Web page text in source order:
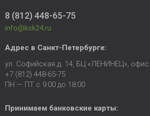
8 (812) 448-65-75
info@ksk24.ru
Адрес в Санкт-Петербурге:
ул. Софийская д. 14, БЦ «ЛЕНИНЕЦ», офис
+7 (812) 448-65-75
ПН — ПТ с 9:00 до 18:00
Принимаем банковские карты: